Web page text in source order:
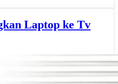
Laptop ke Tv